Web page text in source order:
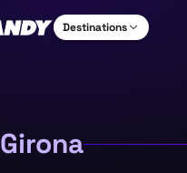
Destinations
Girona